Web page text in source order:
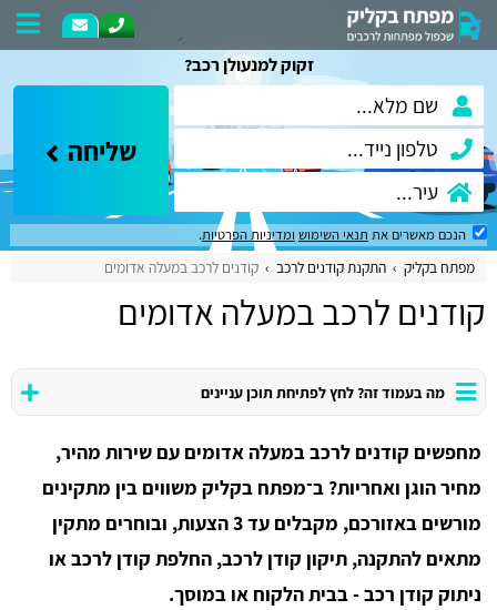
זקוק למנעולן רכב?
שליחה
הנכם מאשרים את תנאי השימוש ומדיניות הפרטיות.
מפתח בקליק התקנת קודנים לרכב קודנים לרכב במעלה אדומים
קודנים לרכב במעלה אדומים
מה בעמוד זה? לחץ לפתיחת תוכן עניינים
מחפשים קודנים לרכב במעלה אדומים עם שירות מהיר,
מחיר הוגן ואחריות? ב־מפתח בקליק משווים בין מתקינים
מורשים באזורכם, מקבלים עד 3 הצעות, ובוחרים מתקין
מתאים להתקנה, תיקון קודן לרכב, החלפת קודן לרכב או
ניתוק קודן רכב - בבית הלקוח או במוסך.